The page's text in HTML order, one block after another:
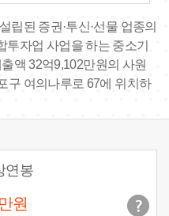
립된 증권·투신·선물 업종의
자업 사업을 하는 중소기
액 32억9,102만원의 사원
구 여의나루로 67에 위치하
연봉
만원